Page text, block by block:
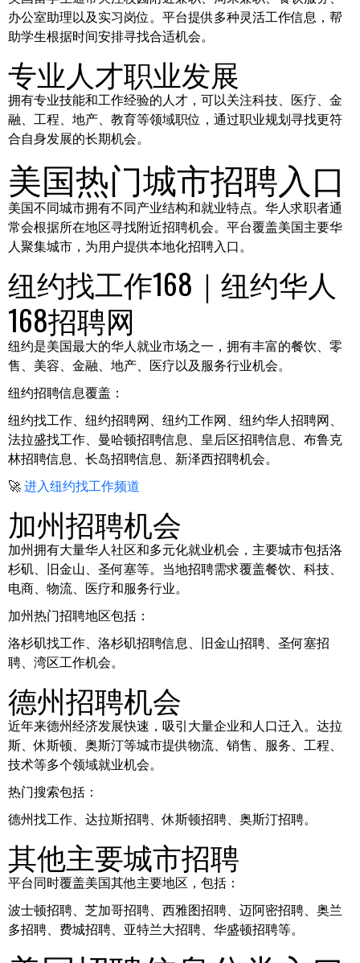
办公室助理以及实习岗位。平台提供多种灵活工作信息，帮
助学生根据时间安排寻找合适机会。
专业人才职业发展
拥有专业技能和工作经验的人才，可以关注科技、医疗、金
融、工程、地产、教育等领域职位，通过职业规划寻找更符
合自身发展的长期机会。
美国热门城市招聘入口
美国不同城市拥有不同产业结构和就业特点。华人求职者通
常会根据所在地区寻找附近招聘机会。平台覆盖美国主要华
人聚集城市，为用户提供本地化招聘入口。
纽约找工作168｜纽约华人
168招聘网
纽约是美国最大的华人就业市场之一，拥有丰富的餐饮、零
售、美容、金融、地产、医疗以及服务行业机会。
纽约招聘信息覆盖：
纽约找工作、纽约招聘网、纽约工作网、纽约华人招聘网、
法拉盛找工作、曼哈顿招聘信息、皇后区招聘信息、布鲁克
林招聘信息、长岛招聘信息、新泽西招聘机会。
🚀 进入纽约找工作频道
加州招聘机会
加州拥有大量华人社区和多元化就业机会，主要城市包括洛
杉矶、旧金山、圣何塞等。当地招聘需求覆盖餐饮、科技、
电商、物流、医疗和服务行业。
加州热门招聘地区包括：
洛杉矶找工作、洛杉矶招聘信息、旧金山招聘、圣何塞招
聘、湾区工作机会。
德州招聘机会
近年来德州经济发展快速，吸引大量企业和人口迁入。达拉
斯、休斯顿、奥斯汀等城市提供物流、销售、服务、工程、
技术等多个领域就业机会。
热门搜索包括：
德州找工作、达拉斯招聘、休斯顿招聘、奥斯汀招聘。
其他主要城市招聘
平台同时覆盖美国其他主要地区，包括：
波士顿招聘、芝加哥招聘、西雅图招聘、迈阿密招聘、奥兰
多招聘、费城招聘、亚特兰大招聘、华盛顿招聘等。